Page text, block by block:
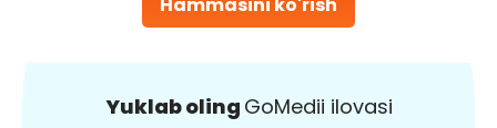
Yuklab oling GoMedii ilovasi